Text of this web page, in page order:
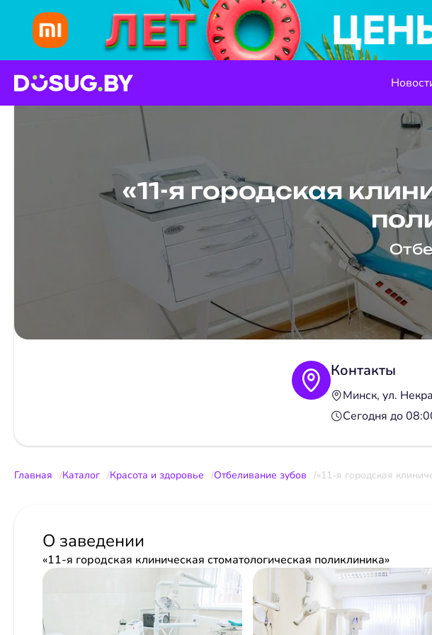
«11-я городская
Контакты
Минск, ул.
Сегодня до
Главная Каталог Красота и здоровье Отбеливание зубов «11-я городская
О заведении
«11-я городская клиническая стоматологическая поликлиника»